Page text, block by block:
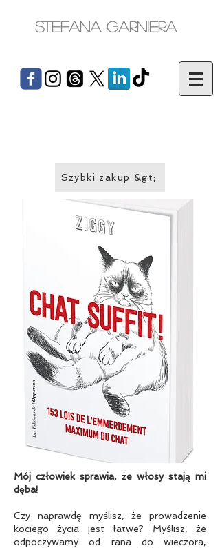
Stefana Garniera
Szybki zakup &gt;
Mój człowiek sprawia, że włosy stają mi
dęba!
Czy naprawdę myślisz, że prowadzenie
kociego życia jest łatwe? Myślisz, że
odpoczywamy od rana do wieczora,